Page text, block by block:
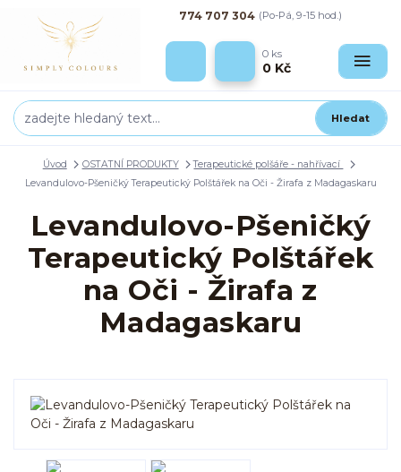
Hledat
774 707 304 (Po-Pá, 9-15 hod.)
0 ks
0 Kč
Úvod OSTATNÍ PRODUKTY
Terapeutické polšáře - nahřívací
Levandulovo-Pšeničký Terapeutický Polštářek na Oči - Žirafa z Madagaskaru
Levandulovo-Pšeničký
Terapeutický Polštářek
na Oči - Žirafa z
Madagaskaru